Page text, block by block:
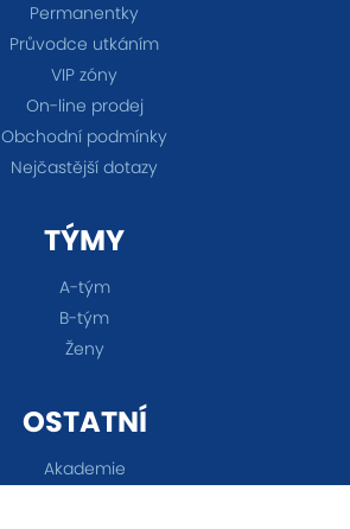
Permanentky
Průvodce utkáním
VIP zóny
On-line prodej
Obchodní podmínky
Nejčastější dotazy
TÝMY
A-tým
B-tým
Ženy
OSTATNÍ
Akademie